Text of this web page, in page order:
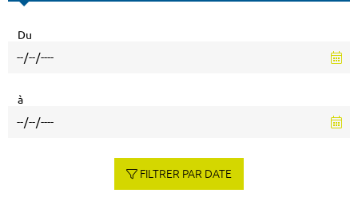
Du
à
FILTRER PAR DATE